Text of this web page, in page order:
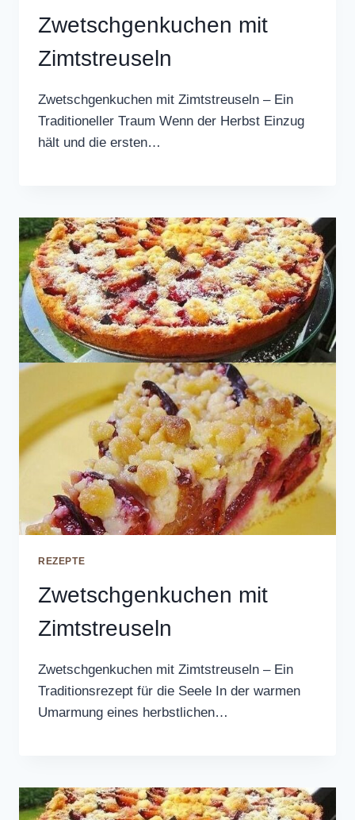
Zwetschgenkuchen mit
Zimtstreuseln
Zwetschgenkuchen mit Zimtstreuseln – Ein
Traditioneller Traum Wenn der Herbst Einzug
hält und die ersten…
REZEPTE
Zwetschgenkuchen mit
Zimtstreuseln
Zwetschgenkuchen mit Zimtstreuseln – Ein
Traditionsrezept für die Seele In der warmen
Umarmung eines herbstlichen…